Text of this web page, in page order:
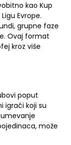
kao Kup
Evrope.
grupne faze
Ovaj format
kroz više
poput
igrači koji su
može